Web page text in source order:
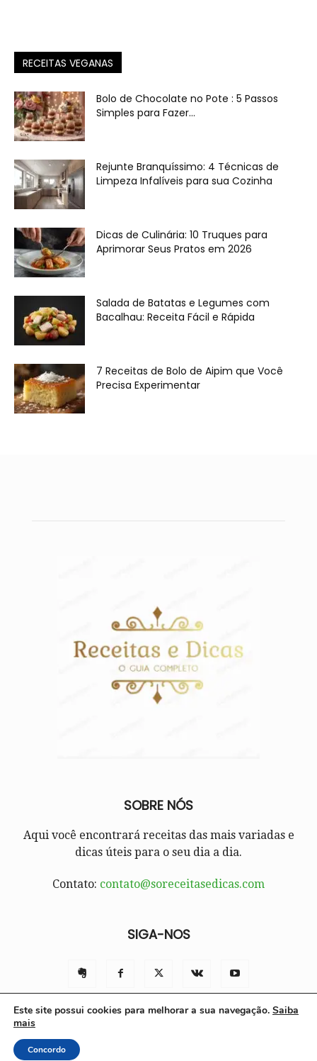
RECEITAS VEGANAS
Bolo de Chocolate no Pote : 5 Passos
Simples para Fazer...
Rejunte Branquíssimo: 4 Técnicas de
Limpeza Infalíveis para sua Cozinha
Dicas de Culinária: 10 Truques para
Aprimorar Seus Pratos em 2026
Salada de Batatas e Legumes com
Bacalhau: Receita Fácil e Rápida
7 Receitas de Bolo de Aipim que Você
Precisa Experimentar
SOBRE NÓS
Aqui você encontrará receitas das mais variadas e
dicas úteis para o seu dia a dia.
Contato: contato@soreceitasedicas.com
SIGA-NOS
© Só Receitas e Dicas 2025 | Todos os direitos reservados.
Este site possui cookies para melhorar a sua navegação. Saiba
mais
Concordo